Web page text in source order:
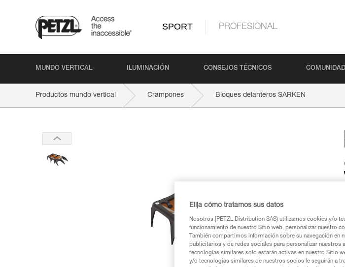
SPORT PROFESIONAL
MUNDO VERTICAL ILUMINACIÓN CONSEJOS TÉCNICOS COMUNIDAD
Productos mundo vertical Crampones Bloques delanteros SARKEN
Elija cómo tratamos sus datos
Nosotros [PETZL Distribution SAS) utilizamos cookies y/o
funcionamiento de nuestro Sitio web, personalizar nuestro
También compartimos información sobre su navegación
publicitarios y de redes sociales para personalizar nuestros
tecnologías similares solo estarán activas en nuestro Sitio
y/o tecnologías similares de nuestros socios le seguirán a